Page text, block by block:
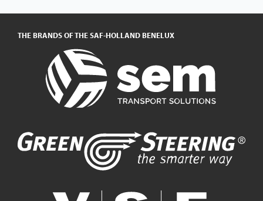
THE BRANDS OF THE SAF-HOLLAND BENELUX